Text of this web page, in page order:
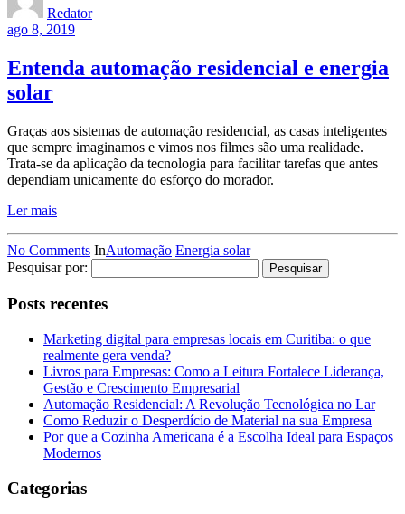
Redator
ago 8, 2019
Entenda automação residencial e energia
solar
Graças aos sistemas de automação residencial, as casas inteligentes
que sempre imaginamos e vimos nos filmes são uma realidade.
Trata-se da aplicação da tecnologia para facilitar tarefas que antes
dependiam unicamente do esforço do morador.
Ler mais
No Comments InAutomação Energia solar
Pesquisar por:
Posts recentes
Marketing digital para empresas locais em Curitiba: o que
realmente gera venda?
Livros para Empresas: Como a Leitura Fortalece Liderança,
Gestão e Crescimento Empresarial
Automação Residencial: A Revolução Tecnológica no Lar
Como Reduzir o Desperdício de Material na sua Empresa
Por que a Cozinha Americana é a Escolha Ideal para Espaços
Modernos
Categorias